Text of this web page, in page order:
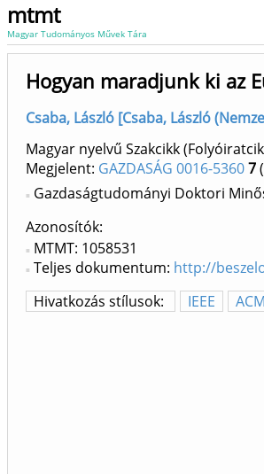
mtmt
Magyar Tudományos Művek Tára
Hogyan maradjunk ki az
Csaba, László [Csaba, László
Magyar nyelvű Szakcikk
Megjelent: GAZDASÁG 0016-53607
Gazdaságtudományi Doktori
Azonosítók
MTMT: 1058531
Teljes dokumentum: http://
Hivatkozás stílusok:
IEEE ACM